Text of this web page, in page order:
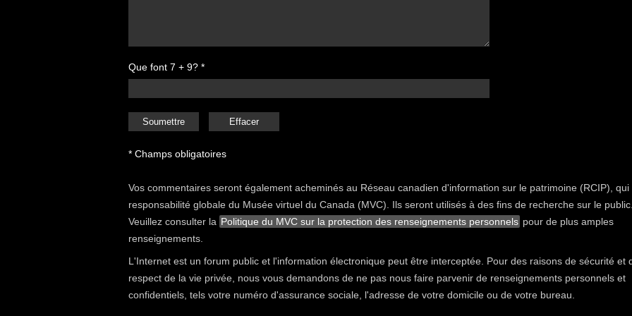
Que font 7 + 9? *
* Champs obligatoires
Vos commentaires seront également acheminés au Réseau canadien d'information sur le patrimoine (RCIP), qui
responsabilité globale du Musée virtuel du Canada (MVC). Ils seront utilisés à des fins de recherche sur le public.
Veuillez consulter la Politique du MVC sur la protection des renseignements personnels pour de plus amples
renseignements.
L'Internet est un forum public et l'information électronique peut être interceptée. Pour des raisons de sécurité et
respect de la vie privée, nous vous demandons de ne pas nous faire parvenir de renseignements personnels et
confidentiels, tels votre numéro d'assurance sociale, l'adresse de votre domicile ou de votre bureau.